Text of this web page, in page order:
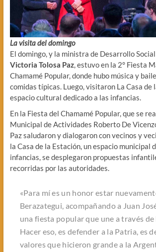
La visita del domingo
El domingo, y la ministra de Desarrollo
Victoria Tolosa Paz, estuvo en la 2° Fiesta
Chamamé Popular, donde hubo música y
comidas típicas. Luego, visitaron La Casa de
espacio cultural dedicado a las infancias.
En la Fiesta del Chamamé Popular, que se
Municipal de Actividades Roberto De
Paz saludaron y dialogaron con vecinos y
la Casa de la Estación, un espacio municipal
infancias, se desplegaron propuestas
recorridas por las autoridades.
«Para mí es un honor estar
Berazategui, acompañando a Juan
una fiesta popular que une a través
Hacer eso, es defender a la Patria, es
valores que hicieron grande a la